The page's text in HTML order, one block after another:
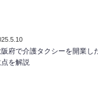
阪府で介護タクシーを開業し
を解説